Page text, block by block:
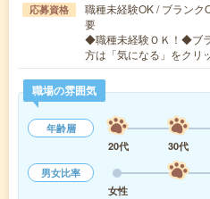
応募資格
職種未経験OK / ブランク
要
◆職種未経験ＯＫ！◆ブ
方は「気になる」をクリ
職場の雰囲気
年齢層
20代
30代
男女比率
女性